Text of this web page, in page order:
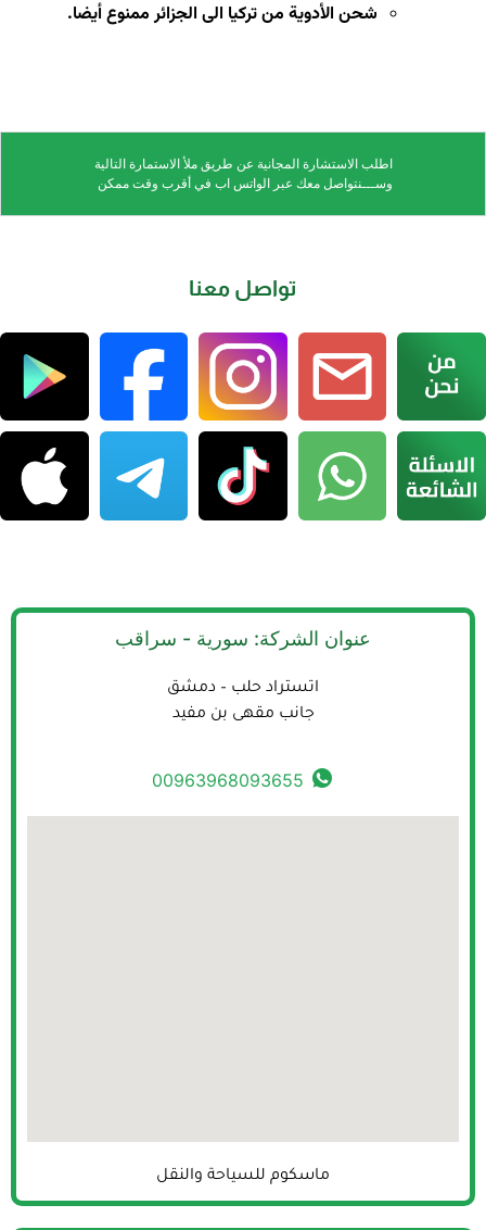
شحن الأدوية من تركيا الى الجزائر ممنوع أيضا.
اطلب الاستشارة المجانية عن طريق ملأ الاستمارة التالية
وســـنتواصل معك عبر الواتس اب في أقرب وقت ممكن
تواصل معنا
عنوان الشركة: سورية - سراقب
اتستراد حلب – دمشق
جانب مقهى بن مفيد
00963968093655
ماسكوم للسياحة والنقل